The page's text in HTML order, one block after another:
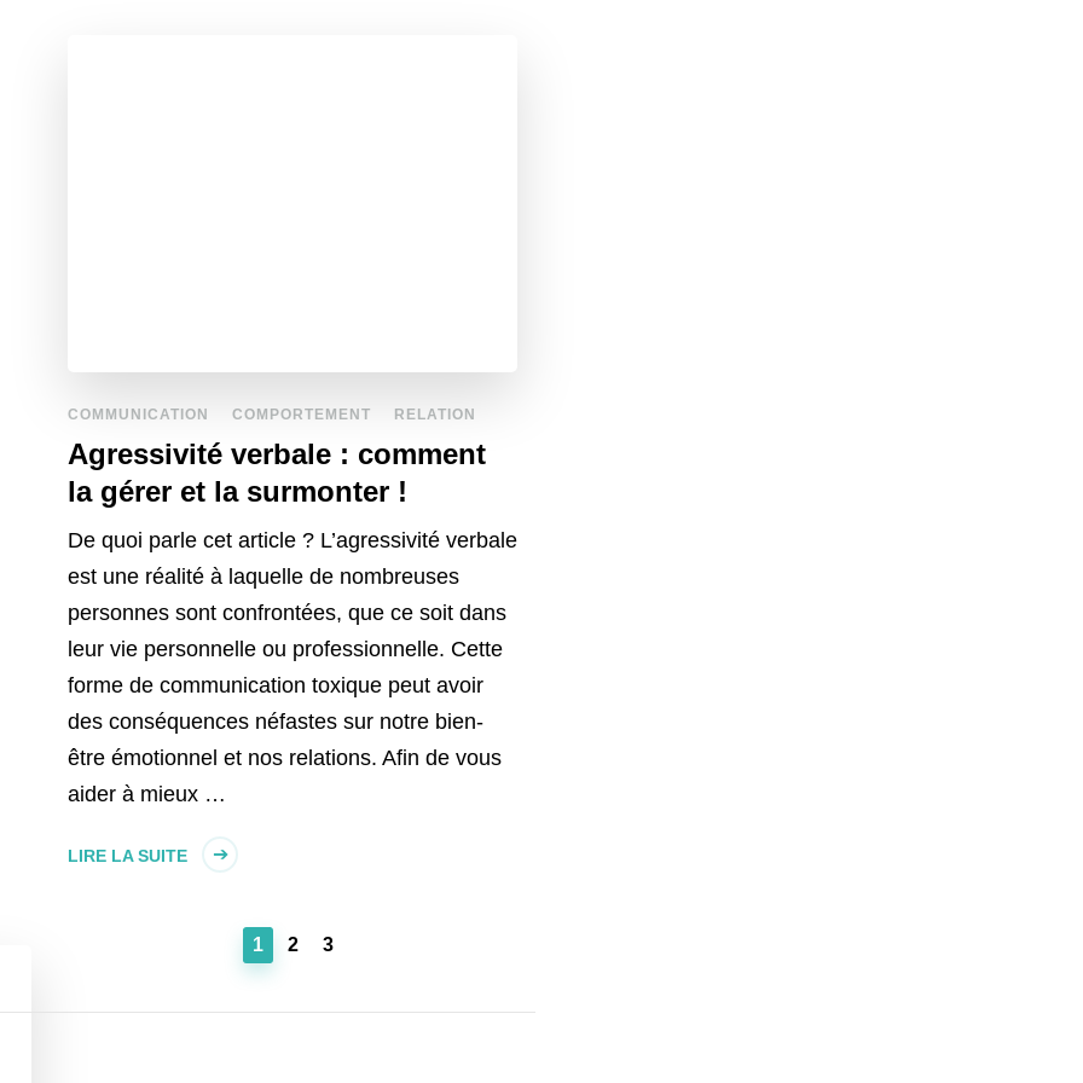
COMMUNICATION COMPORTEMENT RELATION
Agressivité verbale : comment
la gérer et la surmonter !
De quoi parle cet article ? L’agressivité verbale
est une réalité à laquelle de nombreuses
personnes sont confrontées, que ce soit dans
leur vie personnelle ou professionnelle. Cette
forme de communication toxique peut avoir
des conséquences néfastes sur notre bien-
être émotionnel et nos relations. Afin de vous
aider à mieux …
LIRE LA SUITE
PAGE
1 PAGE
2 PAGE
3